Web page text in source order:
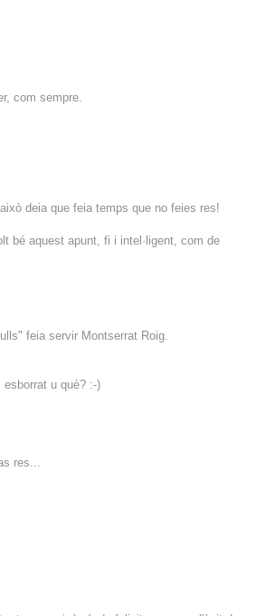
com sempre.
deia que feia temps que no feies res!
bé aquest apunt, fi i intel·ligent, com de
feia servir Montserrat Roig.
u què? :-)
res...